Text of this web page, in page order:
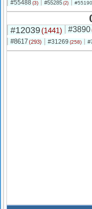
#55488 (3) #55285 (2) #55190
#12039(1441) #3890
#8617(293) #31269 (258)